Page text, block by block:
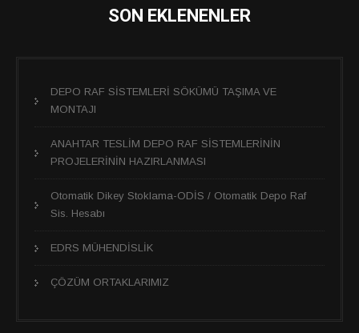
SON EKLENENLER
DEPO RAF SİSTEMLERİ SÖKÜMÜ TAŞIMA VE
MONTAJI
ANAHTAR TESLİM DEPO RAF SİSTEMLERİNİN
PROJELERİNİN HAZIRLANMASI
Otomatik Dikey Stoklama-ODİS / Otomatik Depo Raf
Sis. Hesabı
EDRS MÜHENDİSLİK
ÇÖZÜM ORTAKLARIMIZ